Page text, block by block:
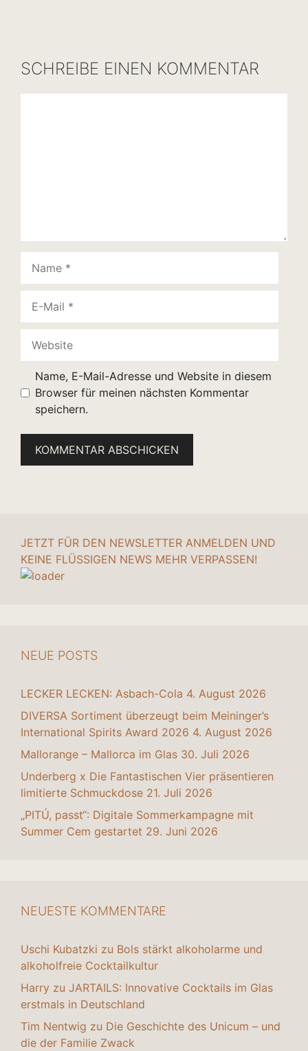
SCHREIBE EINEN KOMMENTAR
Mail
Name, E-Mail-Adresse und Website in diesem
Browser für meinen nächsten Kommentar
speichern.
JETZT FÜR DEN NEWSLETTER ANMELDEN UND
KEINE FLÜSSIGEN NEWS MEHR VERPASSEN!
NEUE POSTS
LECKER LECKEN: Asbach-Cola 4. August 2026
DIVERSA Sortiment überzeugt beim Meininger’s
International Spirits Award 2026 4. August 2026
Mallorange – Mallorca im Glas 30. Juli 2026
Underberg x Die Fantastischen Vier präsentieren
limitierte Schmuckdose 21. Juli 2026
„PITÚ, passt“: Digitale Sommerkampagne mit
Summer Cem gestartet 29. Juni 2026
NEUESTE KOMMENTARE
Uschi Kubatzki zu Bols stärkt alkoholarme und
alkoholfreie Cocktailkultur
Harry zu JARTAILS: Innovative Cocktails im Glas
erstmals in Deutschland
Tim Nentwig zu Die Geschichte des Unicum – und
die der Familie Zwack